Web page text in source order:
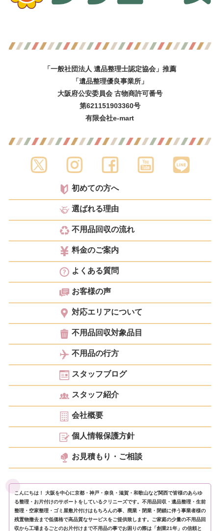
「一般社団法人 遺品整理士認定協会」推薦
「遺品整理優良事業所」
大阪府公安委員会 古物商許可番号
第621151903360号
有限会社e-mart
初めての方へ
選ばれる理由
不用品回収の流れ
料金のご案内
よくある質問
お客様の声
対応エリアについて
不用品回収対象品目
不用品の行方
スタッフブログ
スタッフ紹介
会社概要
個人情報保護方針
お見積もり・ご相談
こんにちは！ 大阪を中心に京都・神戸・奈良・滋賀・和歌山など関西で皆様のあらゆ
る整理・お片付けのサポートをしているクリニーズです。不用品回収・遺品整理・生前
整理・空家整理・ゴミ屋敷片付けはもちろんの事、廃業・閉業・閉鎖に伴う事業者様の
残置物撤去まで低価格で高品質なサービスをご提供致します。ご家庭の少量の不用品回
収から工場まるごとのお片付けまで不用品の事でお困りの際は「創業21年」の信頼と